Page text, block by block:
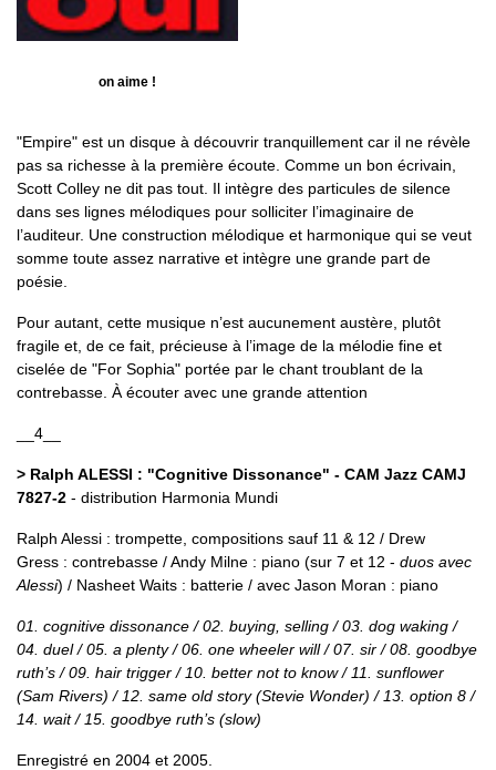
on aime !
"Empire" est un disque à découvrir tranquillement car il ne révèle
pas sa richesse à la première écoute. Comme un bon écrivain,
Scott Colley ne dit pas tout. Il intègre des particules de silence
dans ses lignes mélodiques pour solliciter l’imaginaire de
l’auditeur. Une construction mélodique et harmonique qui se veut
somme toute assez narrative et intègre une grande part de
poésie.
Pour autant, cette musique n’est aucunement austère, plutôt
fragile et, de ce fait, précieuse à l’image de la mélodie fine et
ciselée de "For Sophia" portée par le chant troublant de la
contrebasse. À écouter avec une grande attention
__4__
> Ralph ALESSI : "Cognitive Dissonance" - CAM Jazz CAMJ
7827-2 - distribution Harmonia Mundi
Ralph Alessi : trompette, compositions sauf 11 & 12 / Drew
Gress : contrebasse / Andy Milne : piano (sur 7 et 12 - duos avec
Alessi) / Nasheet Waits : batterie / avec Jason Moran : piano
01. cognitive dissonance / 02. buying, selling / 03. dog waking /
04. duel / 05. a plenty / 06. one wheeler will / 07. sir / 08. goodbye
ruth’s / 09. hair trigger / 10. better not to know / 11. sunflower
(Sam Rivers) / 12. same old story (Stevie Wonder) / 13. option 8 /
14. wait / 15. goodbye ruth’s (slow)
Enregistré en 2004 et 2005.